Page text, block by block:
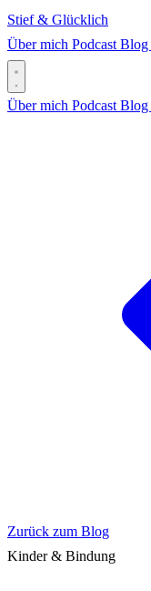
Stief & Glücklich
Über mich Podcast Blog
Über mich Podcast Blog
Zurück zum Blog
Kinder & Bindung